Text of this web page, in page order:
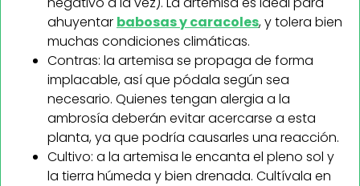
ahuyentar babosas y caracoles, y tolera bien
muchas condiciones climáticas.
Contras: la artemisa se propaga de forma
implacable, así que pódala según sea
necesario. Quienes tengan alergia a la
ambrosía deberán evitar acercarse a esta
planta, ya que podría causarles una reacción.
Cultivo: a la artemisa le encanta el pleno sol y
la tierra húmeda y bien drenada. Cultívala en